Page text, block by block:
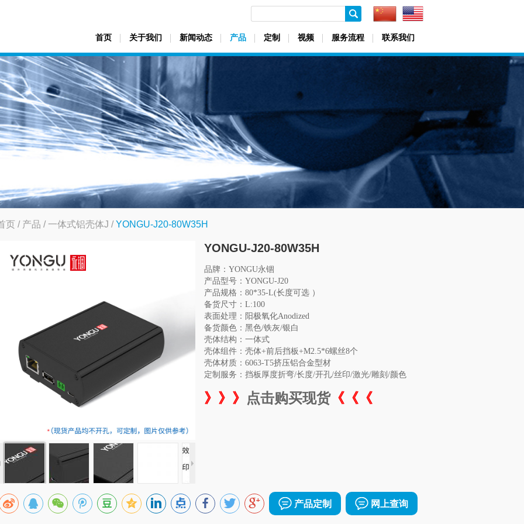
首页 关于我们 新闻动态 产品 定制 视频 服务流程 联系我们
页 / 产品 / 一体式铝壳体J /YONGU-J20-80W35H
YONGU-J20-80W35H
品牌：YONGU永锢
产品型号：YONGU-J20
产品规格：80*35-L(长度可选 ）
备货尺寸： L:100
表面处理： 阳极氧化Anodized
备货颜色：黑色/铁灰/银白
壳体结构： 一体式
壳体组件：壳体+前后挡板+M2.5*6螺丝8个
壳体材质：6063-T5挤压铝合金型材
定制服务： 挡板厚度折弯/长度/开孔/丝印/激光/雕刻/颜色
》》》 点击购买现货《《《
产品定制 网上查询